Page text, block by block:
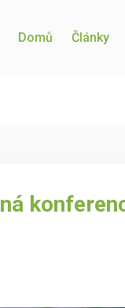
Domů Články